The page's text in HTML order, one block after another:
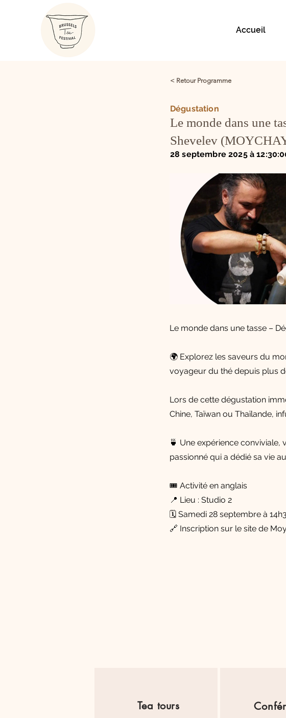
Accueil
< Retour Programme
Dégustation
Le monde dans une
Shevelev
28 septembre 2025 à
Le monde dans une tasse –
🌍 Explorez les saveurs du
voyageur du thé depuis plus
Lors de cette dégustation
Chine, Taïwan ou Thaïlande,
🍵 Une expérience conviviale,
passionné qui a dédié sa vie
🎟 Activité en anglais
📍 Lieu : Studio 2
🗓 Samedi 28 septembre à
🔗 Inscription sur le site de
Teatours